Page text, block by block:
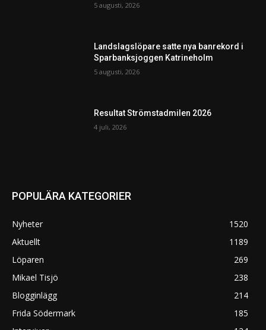
5 augusti, 2026
Landslagslöpare satte nya banrekord i
Sparbanksjoggen Katrineholm
5 augusti, 2026
Resultat Strömstadmilen 2026
4 juli, 2026
POPULÄRA KATEGORIER
Nyheter
1520
Aktuellt
1189
Löparen
269
Mikael Tisjö
238
Blogginlägg
214
Frida Södermark
185